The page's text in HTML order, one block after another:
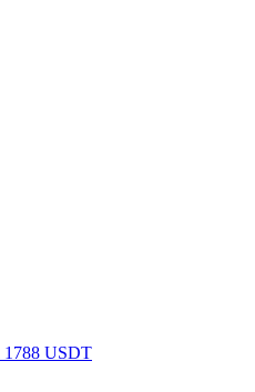
1788 USDT